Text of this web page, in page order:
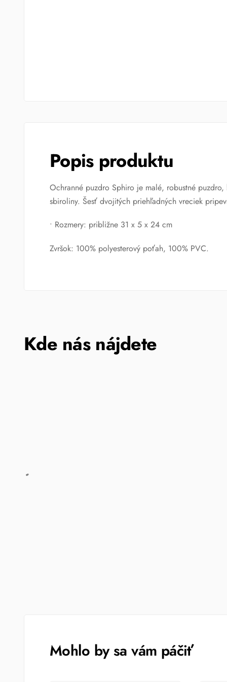
Popis produktu
Ochranné puzdro Sphiro je malé, robustné
sbiroliny. Šesť dvojitých priehľadných vreciek
• Rozmery: približne 31 x 5 x 24 cm
Zvršok: 100% polyesterový poťah, 100% PVC.
Kde nás nájdete
Mohlo by sa vám páčiť